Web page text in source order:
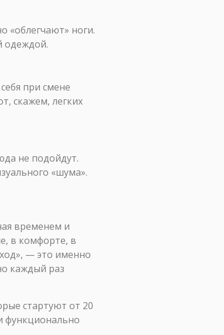
«облегчают» ноги.
одеждой.
при смене
скажем, легких
не подойдут.
«шума».
временем и
в комфорте, в
— это именно
каждый раз
стартуют от 20
функционально